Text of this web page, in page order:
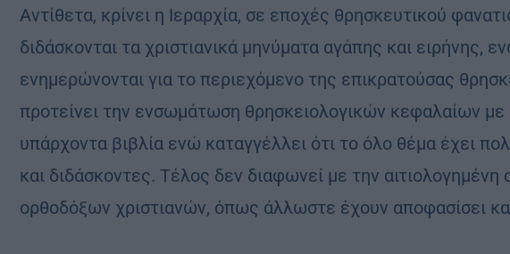
Αντίθετα, κρίνει η Ιεραρχία, σε εποχές θρησκευτικού
διδάσκονται τα χριστιανικά μηνύματα αγάπης και ειρήνης,
ενημερώνονται για το περιεχόμενο της επικρατούσας
προτείνει την ενσωμάτωση θρησκειολογικών κεφαλαίων με
υπάρχοντα βιβλία ενώ καταγγέλλει ότι το όλο θέμα έχει
και διδάσκοντες. Τέλος δεν διαφωνεί με την
ορθοδόξων χριστιανών, όπως άλλωστε έχουν αποφασίσει